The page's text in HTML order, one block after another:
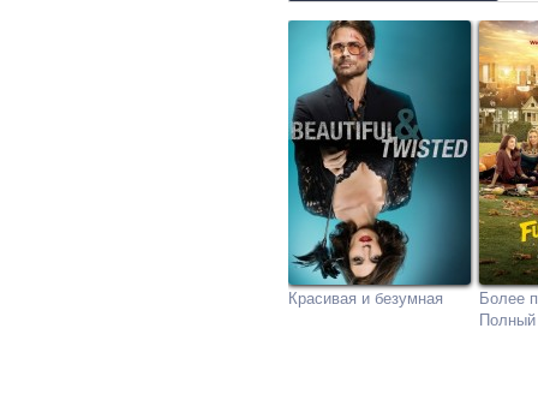
Красивая и безумная
Более